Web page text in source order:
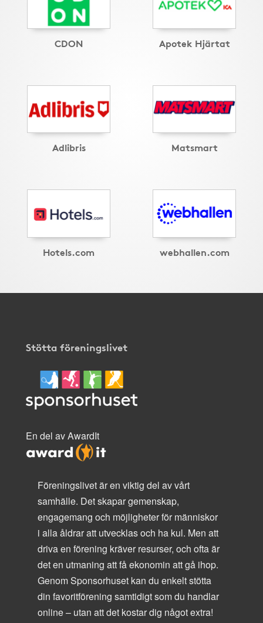
CDON Apotek Hjärtat
Adlibris Matsmart
Hotels.com webhallen.com
Stötta föreningslivet
En del av AwardIt
Föreningslivet är en viktig del av vårt
samhälle. Det skapar gemenskap,
engagemang och möjligheter för människor
i alla åldrar att utvecklas och ha kul. Men att
driva en förening kräver resurser, och ofta är
det en utmaning att få ekonomin att gå ihop.
Genom Sponsorhuset kan du enkelt stötta
din favoritförening samtidigt som du handlar
online – utan att det kostar dig något extra!